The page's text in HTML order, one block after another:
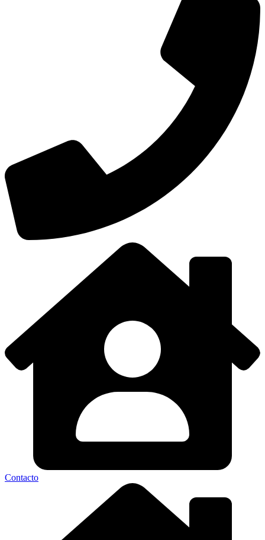
Contacto